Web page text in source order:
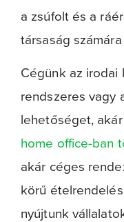
a zsúfolt és a
társaság
Cégünk az irodai
rendszeres vagy
lehetőséget,
home office-ban
akár céges
körű
nyújtunk